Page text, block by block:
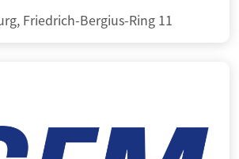
Friedrich-Bergius-Ring 11